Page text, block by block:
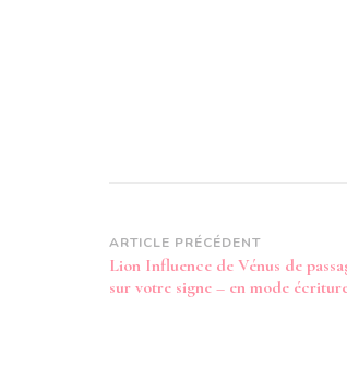
Navigation
d’article
ARTICLE PRÉCÉDENT
Lion Influence de Vénus de
sur votre signe – en mode